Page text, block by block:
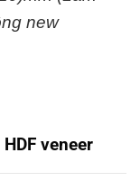
new
veneer